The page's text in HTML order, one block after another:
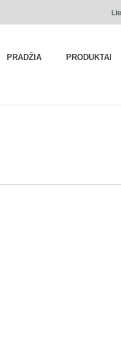
PRADŽIA PRODUKTAI